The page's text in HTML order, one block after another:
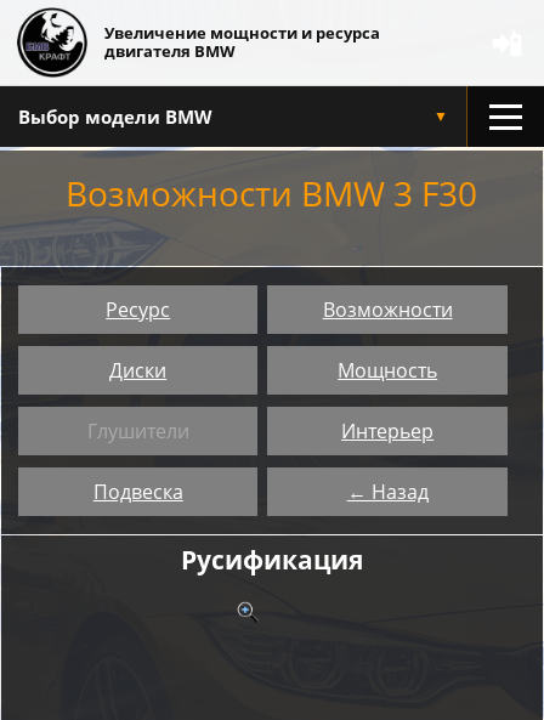
Увеличение мощности и ресурса
двигателя BMW
Выбор модели BMW ▼
Возможности BMW 3 F30
Ресурс Возможности
Диски Мощность
Глушители Интерьер
Подвеска ← Назад
Русификация